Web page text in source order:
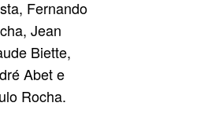
Fernando
Jean
Biette,
Abet e
Rocha.